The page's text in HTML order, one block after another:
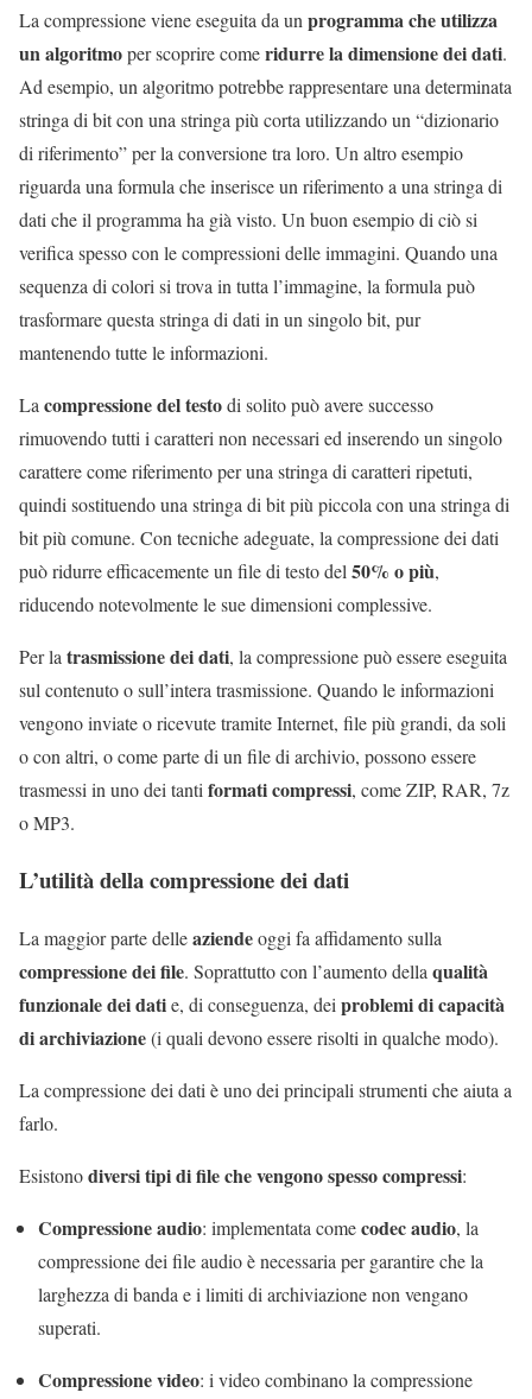
La compressione viene eseguita da un programmacheutilizza
un algoritmoper scoprire comeridurre la dimensione dei dati.
Ad esempio, un algoritmo potrebbe rappresentare una determinata
stringa di bit con una stringa più corta utilizzando un “dizionario
di riferimento” per la conversione tra loro. Un altro esempio
riguarda una formula che inserisce un riferimento a una stringa di
dati che il programma ha già visto. Un buon esempio di ciò si
verifica spesso con lecompressioni delle immagini. Quando una
sequenza di colori si trova in tutta l’immagine, la formula può
trasformare questa stringa di dati in un singolo bit, pur
mantenendo tutte le informazioni.
La compressione del testodi solito può avere successo
rimuovendo tutti i caratteri non necessari ed inserendo un singolo
carattere come riferimento per una stringa di caratteri ripetuti,
quindi sostituendo una stringa di bit più piccola con una stringa di
bit più comune. Con tecniche adeguate, la compressione dei dati
può ridurre efficacemente un file di testodel 50% o più,
riducendo notevolmente le sue dimensioni complessive.
Per la trasmissione dei dati, la compressione può essere eseguita
sul contenuto o sull’intera trasmissione. Quando le informazioni
vengono inviate o ricevute tramite Internet, file più grandi, da soli
o con altri, o come parte di un file di archivio, possono essere
trasmessi in uno dei tanti formati compressi, come ZIP, RAR, 7z
o MP3.
L’utilità della compressione dei dati
La maggior parte delleaziendeoggi fa affidamento sulla
compressione dei file. Soprattutto con l’aumento della qualità
funzionale dei datie, di conseguenza, dei problemi di capacità
di archiviazione(i quali devono essere risolti in qualche modo).
La compressione dei dati è uno dei principali strumenti che aiuta a
farlo.
Esistonodiversi tipi di file che vengono spesso compressi:
Compressione audio: implementata comecodec audio, la
compressione dei file audio è necessaria per garantire che la
larghezza di banda e i limiti di archiviazione non vengano
superati.
Compressione video: i video combinano la compressione